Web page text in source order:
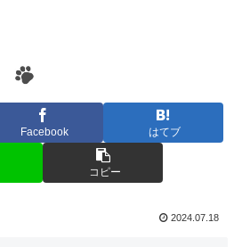
Facebook はてブ
コピー
2024.07.18